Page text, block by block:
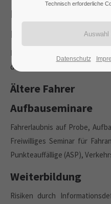
Lebenslanges
Fahranfänger und
Fakten, Fahrerfahrung,
der "Discounfall".
Ältere Fahrer
Aufbauseminare
Fahrerlaubnis auf Probe,
Freiwilliges Seminar für
Punkteauffällige (ASP),
Weiterbildung
Risiken durch
Technisch erforderliche
Datenschutz